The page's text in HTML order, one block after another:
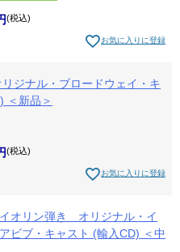
税込
お気に入りに登録
ジナル・ブロードウェイ・キ
＜新品＞
税込
お気に入りに登録
オリン弾き オリジナル・イ
ビブ・キャスト (輸入CD) ＜中